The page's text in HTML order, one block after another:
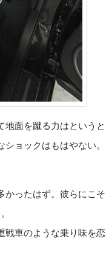
面を蹴る力はというと
ョックはもはやない。
ったはず。彼らにこそ
戦車のような乗り味を恋